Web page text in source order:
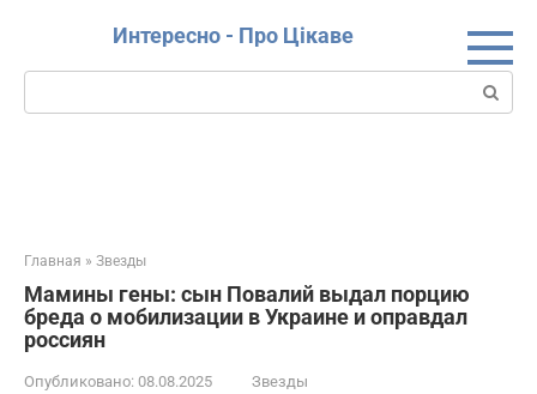
Интересно - Про Цікаве
Поиск:
Главная » Звезды
Мамины гены: сын Повалий выдал порцию
бреда о мобилизации в Украине и оправдал
россиян
Опубликовано: 08.08.2025 Звезды